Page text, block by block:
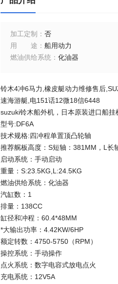
加工定制 ： 否
用途 ： 船用动力
燃油供给系统 ： 化油器
铃木4冲6马力,橡皮艇动力维修售后
速海游艇,电151话12微18信6448
suzuki铃木船外机，日本原装进口船
型号:DF6A
技术规格:四冲程单置顶凸轮轴
推荐艉板高度：S短轴：381MM，L长
启动系统：手动启动
重量：S:23.5KG,L:24.5KG
燃油供给系统：化油器
汽缸数：1
排量：138CC
缸径和冲程：60.4*48MM
*大输出功率：4.42KW/6HP
额定转数：4750-5750（RPM）
操控系统：手动操作
点火系统：数字电容式放电点火
充电系统：12V5A